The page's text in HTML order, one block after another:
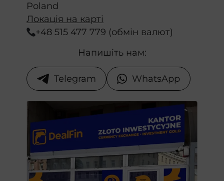
Poland
Локація на карті
+48 515 477 779 (обмін валют)
Напишіть нам:
Telegram WhatsApp